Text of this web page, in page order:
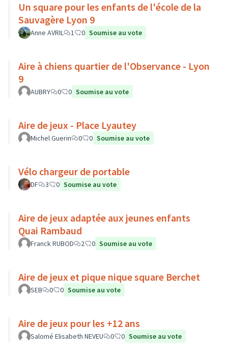
Un square pour les enfants de l'école de la
Sauvagère Lyon 9
Anne AVRIL 1 0 Soumise au vote
Aire à chiens quartier de l'Observance - Lyon
9
AUBRY 0 0 Soumise au vote
Aire de jeux - Place Lyautey
Michel Guerin 0 0 Soumise au vote
Vélo chargeur de portable
DF 3 0 Soumise au vote
Aire de jeux adaptée aux jeunes enfants
Quai Rambaud
Franck RUBOD 2 0 Soumise au vote
Aire de jeux et pique nique square Berchet
SEB 0 0 Soumise au vote
Aire de jeux pour les +12 ans
Salomé Elisabeth NEVEU 0 0 Soumise au vote